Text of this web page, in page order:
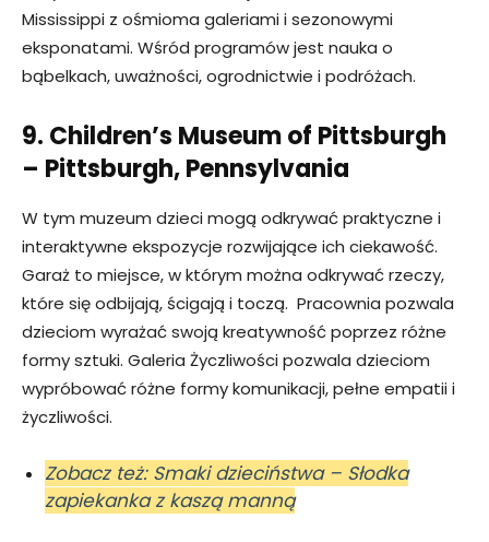
Mississippi z ośmioma galeriami i sezonowymi
eksponatami. Wśród programów jest nauka o
bąbelkach, uważności, ogrodnictwie i podróżach.
9. Children’s Museum of Pittsburgh
– Pittsburgh, Pennsylvania
W tym muzeum dzieci mogą odkrywać praktyczne i
interaktywne ekspozycje rozwijające ich ciekawość.
Garaż to miejsce, w którym można odkrywać rzeczy,
które się odbijają, ścigają i toczą. Pracownia pozwala
dzieciom wyrażać swoją kreatywność poprzez różne
formy sztuki. Galeria Życzliwości pozwala dzieciom
wypróbować różne formy komunikacji, pełne empatii i
życzliwości.
Zobacz też: Smaki dzieciństwa – Słodka
zapiekanka z kaszą manną